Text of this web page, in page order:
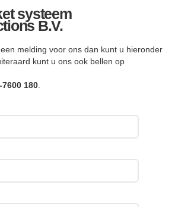
systeem
B.V.
melding voor ons dan kunt u hieronder
kunt u ons ook bellen op
7600 180